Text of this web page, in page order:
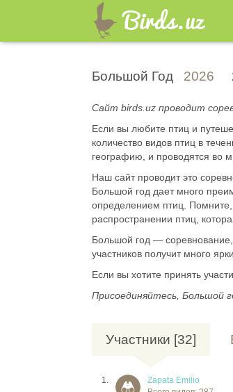
Большой Год 2026
Сайт birds.uz проводит
Если вы любите птиц и
количество видов птиц в
географию, и проводятся во
Наш сайт проводит это
Большой год дает много
определением птиц.
распространении птиц,
Большой год —
участников получит много
Если вы хотите принять
Присоединяйтесь, Большой
Участники [32]
1.
Zapata Emilio